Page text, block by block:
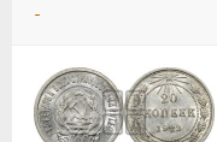
-